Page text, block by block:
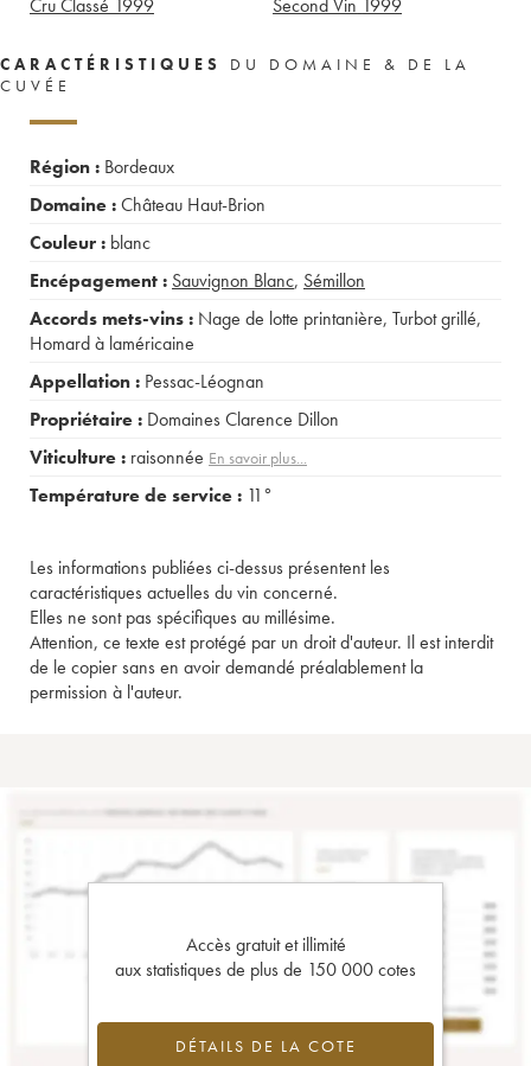
Cru Classé 1999
Second Vin 1999
CARACTÉRISTIQUES
DU DOMAINE & DE LA
CUVÉE
Région : Bordeaux
Domaine :Château Haut-Brion
Couleur : blanc
Encépagement : Sauvignon Blanc, Sémillon
Accords mets-vins : Nage de lotte printanière, Turbot grillé,
Homard à laméricaine
Appellation : Pessac-Léognan
Propriétaire : Domaines Clarence Dillon
Viticulture : raisonnée En savoir plus...
Température de service : 11°
Les informations publiées ci-dessus présentent les
caractéristiques actuelles du vin concerné.
Elles ne sont pas spécifiques au millésime.
Attention, ce texte est protégé par un droit d'auteur. Il est interdit
de le copier sans en avoir demandé préalablement la
permission à l'auteur.
Accès gratuit et illimité
aux statistiques de plus de 150 000 cotes
DÉTAILS DE LA COTE